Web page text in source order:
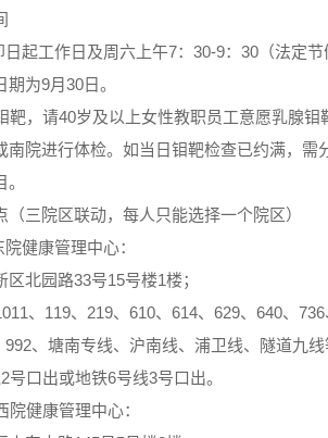
日起工作日及周六上午7：30-9：30（法定
为9月30日。
靶，请40岁及以上女性教职员工意愿乳腺
南院进行体检。如当日钼靶检查已约满，需
（三院区联动，每人只能选择一个院区）
健康管理中心：
北园路33号15号楼1楼；
、119、219、610、614、629、640、
992、塘南专线、沪南线、浦卫线、隧道九
号口出或地铁6号线3号口出。
院健康管理中心：